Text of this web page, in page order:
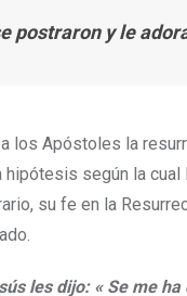
postraron y le
los Apóstoles la
hipótesis según la
su fe en la
les dijo: « Se me